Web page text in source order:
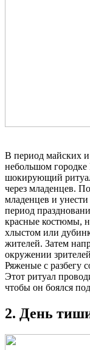
В период майских
небольшом
шокирующий
через младенцев.
младенцев и унести
период
красные костюмы,
хлыстом или
жителей. Затем
окружении
Ряженые с разбегу
Этот ритуал
чтобы он боялся
2. День